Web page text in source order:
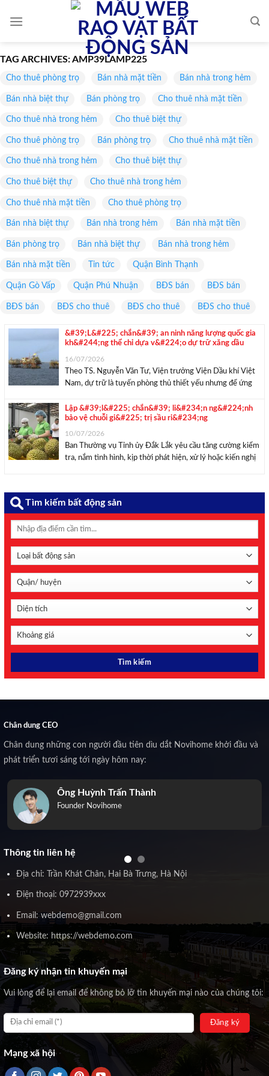
TAG ARCHIVES:AMP39LAMP225
Cho thuê phòng trọ Bán nhà mặt tiền Bán nhà trong hẻm
Bán nhà biệt thự Bán phòng trọ Cho thuê nhà mặt tiền
Cho thuê nhà trong hẻm Cho thuê biệt thự
Cho thuê phòng trọ Bán phòng trọ Cho thuê nhà mặt tiền
Cho thuê nhà trong hẻm Cho thuê biệt thự
Cho thuê biệt thự Cho thuê nhà trong hẻm
Cho thuê nhà mặt tiền Cho thuê phòng trọ
Bán nhà biệt thự Bán nhà trong hẻm Bán nhà mặt tiền
Bán phòng trọ Bán nhà biệt thự Bán nhà trong hẻm
Bán nhà mặt tiền Tin tức Quận Bình Thạnh
Quận Gò Vấp Quận Phú Nhuận BĐS bán BĐS bán
BĐS bán BĐS cho thuê BĐS cho thuê BĐS cho thuê
&#39;L&#225; chắn&#39; an ninh năng lượng quốc gia
kh&#244;ng thể chỉ dựa v&#224;o dự trữ xăng dầu
16/07/2026
Theo TS. Nguyễn Văn Tư, Viện trưởng Viện Dầu khí Việt
Nam, dự trữ là tuyến phòng thủ thiết yếu nhưng để ứng
an ninh năng lượng nhiều lớp bảo vệ. Một ...
Lập &#39;l&#225; chắn&#39; li&#234;n ng&#224;nh
bảo vệ chuỗi gi&#225; trị sầu ri&#234;ng
10/07/2026
Ban Thường vụ Tỉnh ủy Đắk Lắk yêu cầu tăng cường kiểm
tra, nắm tình hình, kịp thời phát hiện, xử lý hoặc kiến nghị
Tìm kiếm bất động sản
Chân dung CEO
Chân dung những con người đầu tiên dìu dắt Novihome khởi đầu và
phát triển tươi sáng tới ngày hôm nay:
Ông Huỳnh Trấn Thành
Founder Novihome
Thông tin liên hệ
Địa chỉ: Trần Khát Chân, Hai Bà Trưng, Hà Nội
Điện thoại: 0972939xxx
Email: webdemo@gmail.com
Website: https://webdemo.com
Đăng ký nhận tin khuyến mại
Vui lòng để lại email để không bỏ lỡ tin khuyến mại nào của chúng tôi:
Mạng xã hội